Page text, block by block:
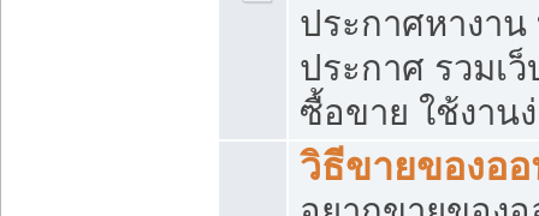
ประกาศหางาน
ประกาศ รวมเ
ซื้อขาย ใช้งาน
วิธีขายของอ